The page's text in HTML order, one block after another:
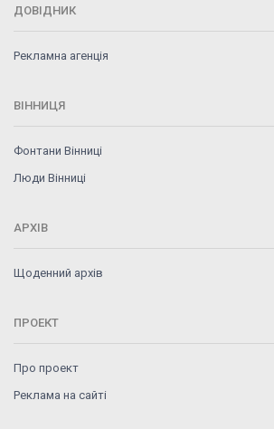
ДОВІДНИК
Рекламна агенція
ВІННИЦЯ
Фонтани Вінниці
Люди Вінниці
АРХІВ
Щоденний архів
ПРОЕКТ
Про проект
Реклама на сайті